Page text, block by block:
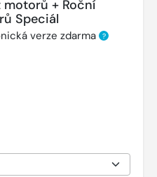
+ Roční
Speciál
verze zdarma ?